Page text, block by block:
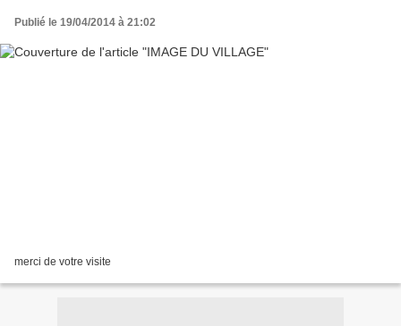
Publié le 19/04/2014 à 21:02
merci de votre visite